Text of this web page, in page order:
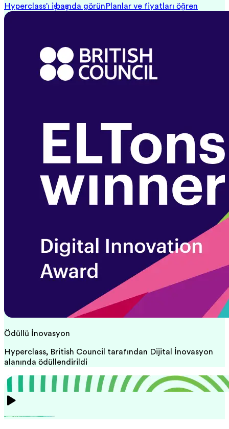
Hyperclass'ı iş başında görünPlanlar ve fiyatları öğren
Ödüllü İnovasyon
Hyperclass, British Council tarafından Dijital İnovasyon
alanında ödüllendirildi